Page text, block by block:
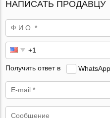
НАПИСАТЬ ПРОДАВЦУ
Получить ответ в WhatsApp